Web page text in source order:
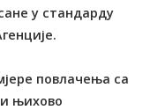
у стандарду
повлачења са
њихово